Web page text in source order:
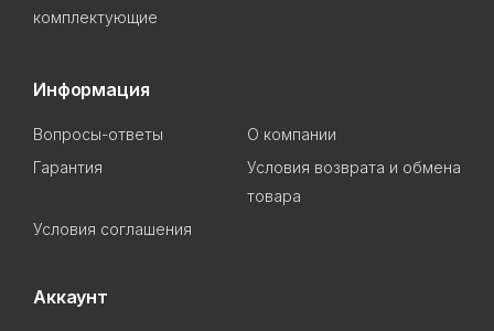
комплектующие
Информация
Вопросы-ответы
О компании
Гарантия
Условия возврата и обмена
товара
Условия соглашения
Аккаунт